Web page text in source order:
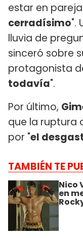
estar en
cerradísimo".
lluvia de
sinceró sobre
protagonista
todavía".
Por último,
que la ruptura
por "el
TAMBIÉN TE
Nico
en